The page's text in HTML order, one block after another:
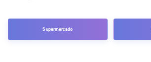
Supermercado